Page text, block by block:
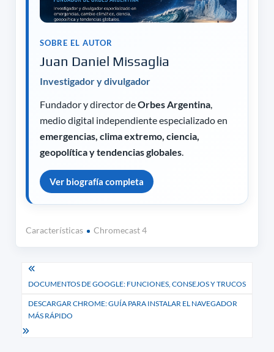
SOBRE EL AUTOR
Juan Daniel Missaglia
Investigador y divulgador
Fundador y director deOrbes Argentina,
medio digital independiente especializado en
emergencias, clima extremo, ciencia,
geopolítica y tendencias globales.
Ver biografía completa
Características Chromecast 4
Navegación
de
entradas
DOCUMENTOS DE GOOGLE: FUNCIONES, CONSEJOS Y TRUCOS
DESCARGAR CHROME: GUÍA PARA INSTALAR EL NAVEGADOR
MÁS RÁPIDO